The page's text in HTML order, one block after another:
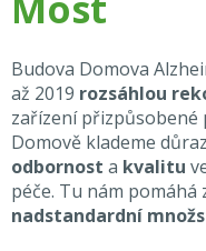
Budova Domova
až 2019 rozsáhlou
zařízení přizpůsobené
Domově klademe
odbornost a kvalitu
péče. Tu nám
nadstandardní